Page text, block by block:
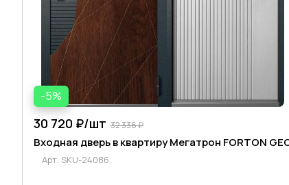
-5%
30 720 ₽/шт 32 336 ₽
Входная дверь в квартиру Мегатрон FORTON
Арт. SKU-24086